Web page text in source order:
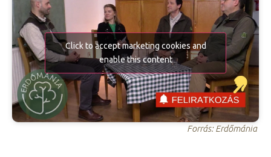
Click to accept marketing cookies and
enable this content
Forrás: Erdőmánia